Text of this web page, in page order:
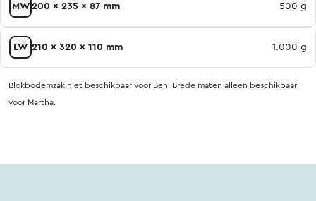
MW 200 x 235 x 87 mm 500 g
LW 210 x 320 x 110 mm 1.000 g
Blokbodemzak niet beschikbaar voor Ben. Brede maten alleen beschikbaar
voor Martha.